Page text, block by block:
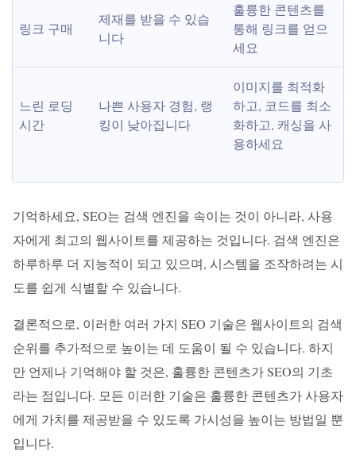
링크 구매
제재를 받을 수 있습
니다
훌륭한 콘텐츠를
통해 링크를 얻으
세요
느린 로딩
시간
나쁜 사용자 경험, 랭
킹이 낮아집니다
이미지를 최적화
하고, 코드를 최소
화하고, 캐싱을 사
용하세요
기억하세요, SEO는 검색 엔진을 속이는 것이 아니라, 사용
자에게 최고의 웹사이트를 제공하는 것입니다. 검색 엔진은
하루하루 더 지능적이 되고 있으며, 시스템을 조작하려는 시
도를 쉽게 식별할 수 있습니다.
결론적으로, 이러한 여러 가지 SEO 기술은 웹사이트의 검색
순위를 추가적으로 높이는 데 도움이 될 수 있습니다. 하지
만 언제나 기억해야 할 것은, 훌륭한 콘텐츠가 SEO의 기초
라는 점입니다. 모든 이러한 기술은 훌륭한 콘텐츠가 사용자
에게 가치를 제공받을 수 있도록 가시성을 높이는 방법일 뿐
입니다.